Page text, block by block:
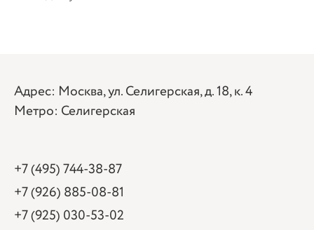
Адрес: Москва, ул. Селигерская, д. 18, к. 4
Метро: Селигерская
+7 (495) 744-38-87
+7 (926) 885-08-81
+7 (925) 030-53-02